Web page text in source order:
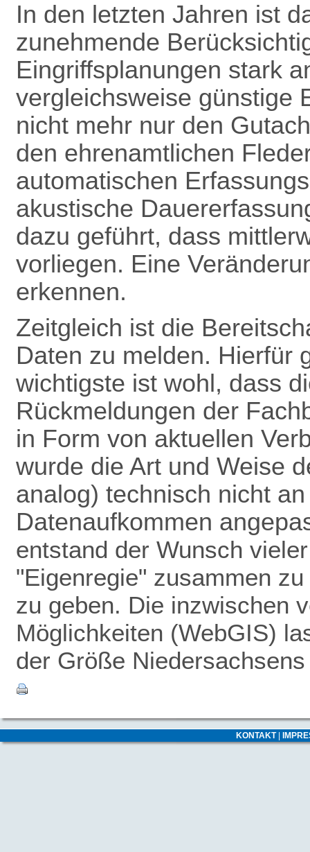
In den letzten Jahren ist
zunehmende
Eingriffsplanungen stark
vergleichsweise günstige
nicht mehr nur den
den ehrenamtlichen
automatischen
akustische
dazu geführt, dass
vorliegen. Eine
erkennen.
Zeitgleich ist die
Daten zu melden. Hierfür
wichtigste ist wohl, dass
Rückmeldungen der
in Form von aktuellen
wurde die Art und Weise
analog) technisch nicht
Datenaufkommen
entstand der Wunsch
"Eigenregie" zusammen
zu geben. Die inzwischen
Möglichkeiten (WebGIS)
der Größe
KONTAKT|